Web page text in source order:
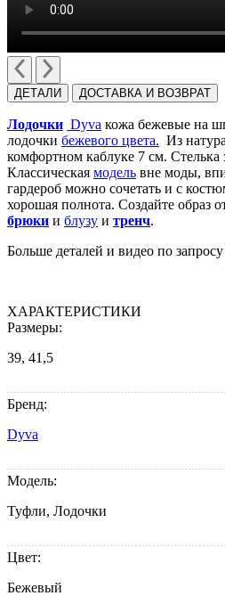
ДЕТАЛИ ДОСТАВКА И ВОЗВРАТ
Лодочки Dyva кожа бежевые на
лодочки бежевого цвета. Из
комфортном каблуке 7 см. Стелька
Классическая модель вне моды,
гардероб можно сочетать и с
хорошая полнота. Создайте образ
брюки и блузу и тренч.
Больше деталей и видео по
ХАРАКТЕРИСТИКИ
Размеры:
39, 41,5
Бренд:
Dyva
Модель:
Туфли, Лодочки
Цвет:
Бежевый